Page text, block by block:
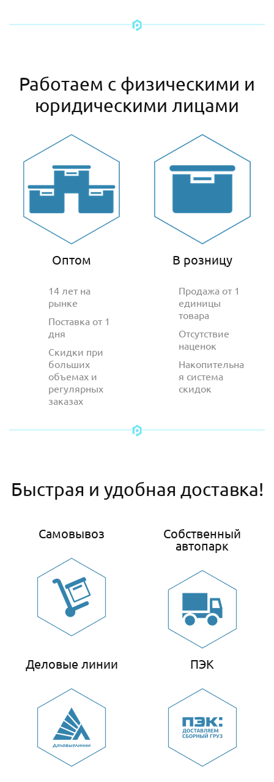
Работаем с физическими и
юридическими лицами
Оптом
14 лет на
рынке
Поставка от 1
дня
Скидки при
больших
объемах и
регулярных
заказах
В розницу
Продажа от 1
единицы
товара
Отсутствие
наценок
Накопительна
я система
скидок
Быстрая и удобная доставка!
Самовывоз
Собственный
автопарк
Деловые линии ПЭК